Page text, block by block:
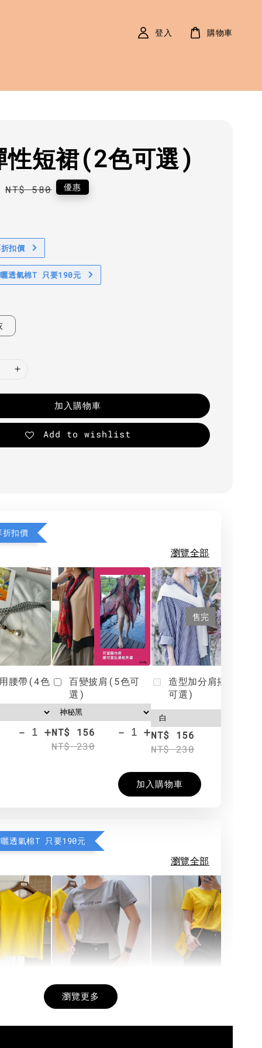
登入 購物車
性短裙(2色可選)
Regular
NT$ 580 優惠
扣價
透氣棉T 只要190元
加入購物車
Add to wishlist
扣價
瀏覽全部
腰帶(4色
- +
百變披肩(5色可
選)
NT$ 156
NT$ 230
- +
售完
造型加分肩搭(4色
可選)
NT$ 156
NT$ 230
加入購物車
透氣棉T 只要190元
瀏覽全部
希望相隨雙面T
瀏覽更多